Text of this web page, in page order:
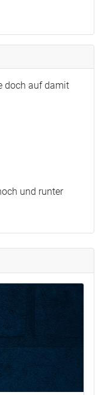
doch auf damit
und runter